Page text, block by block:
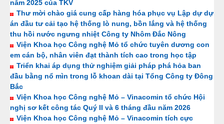
năm 2025 của TKV
Thư mời chào giá cung cấp hàng hóa phục vụ Lập dự dự
án đầu tư cải tạo hệ thống lò nung, bồn lắng và hệ thống
thu hồi nước ngưng nhiệt Công ty Nhôm Đắc Nông
Viện Khoa học Công nghệ Mỏ tổ chức tuyên dương con
em cán bộ, nhân viên đạt thành tích cao trong học tập
Triển khai áp dụng thử nghiệm giải pháp phá hỏa ban
đầu bằng nổ mìn trong lỗ khoan dài tại Tổng Công ty Đông
Bắc
Viện Khoa học Công nghệ Mỏ – Vinacomin tổ chức Hội
nghị sơ kết công tác Quý II và 6 tháng đầu năm 2026
Viện Khoa học Công nghệ Mỏ – Vinacomin tích cực